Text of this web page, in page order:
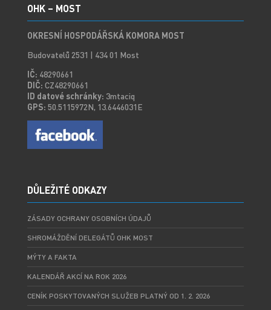
OHK – MOST
OKRESNÍ HOSPODÁŘSKÁ KOMORA MOST
Budovatelů 2531 | 434 01 Most
IČ: 48290661
DIČ: CZ48290661
ID datové schránky: 3mtaciq
GPS: 50.5115972N, 13.6446031E
DŮLEŽITÉ ODKAZY
ZÁSADY OCHRANY OSOBNÍCH ÚDAJŮ
SHROMÁŽDĚNÍ DELEGÁTŮ OHK MOST
MÝTY A FAKTA
KALENDÁŘ AKCÍ NA ROK 2026
CENÍK POSKYTOVANÝCH SLUŽEB PLATNÝ OD 1. 2. 2026